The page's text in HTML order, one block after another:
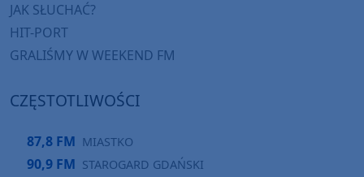
JAK SŁUCHAĆ?
HIT-PORT
GRALIŚMY W WEEKEND FM
CZĘSTOTLIWOŚCI
87,8 FM MIASTKO
90,9 FM STAROGARD GDAŃSKI